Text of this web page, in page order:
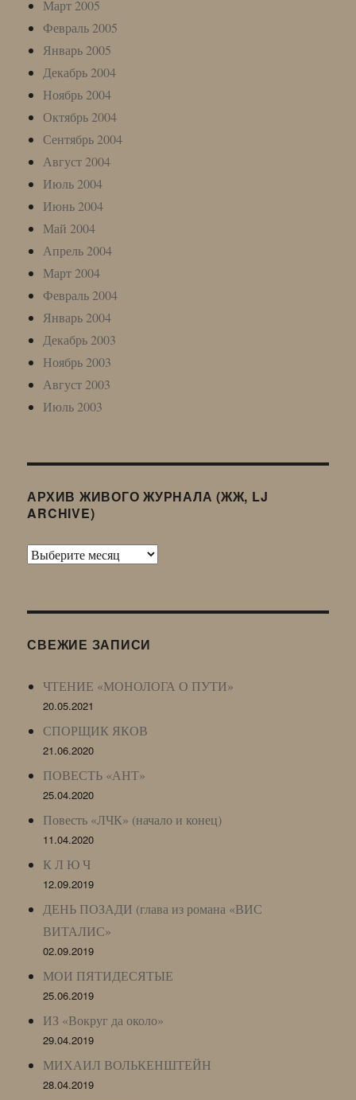
Март 2005
Февраль 2005
Январь 2005
Декабрь 2004
Ноябрь 2004
Октябрь 2004
Сентябрь 2004
Август 2004
Июль 2004
Июнь 2004
Май 2004
Апрель 2004
Март 2004
Февраль 2004
Январь 2004
Декабрь 2003
Ноябрь 2003
Август 2003
Июль 2003
АРХИВ ЖИВОГО ЖУРНАЛА (ЖЖ, LJ
ARCHIVE)
Архив
LJ
СВЕЖИЕ ЗАПИСИ
ЧТЕНИЕ «МОНОЛОГА О ПУТИ»
20.05.2021
СПОРЩИК ЯКОВ
21.06.2020
ПОВЕСТЬ «АНТ»
25.04.2020
Повесть «ЛЧК» (начало и конец)
11.04.2020
К Л Ю Ч
12.09.2019
ДЕНЬ ПОЗАДИ (глава из романа «ВИС
ВИТАЛИС»
02.09.2019
МОИ ПЯТИДЕСЯТЫЕ
25.06.2019
ИЗ «Вокруг да около»
29.04.2019
МИХАИЛ ВОЛЬКЕНШТЕЙН
28.04.2019